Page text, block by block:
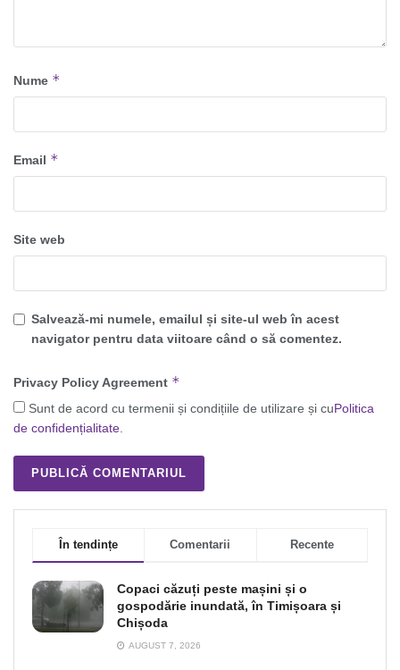
Nume *
Email *
Site web
Salvează-mi numele, emailul și site-ul web în acest
navigator pentru data viitoare când o să comentez.
Privacy Policy Agreement *
Sunt de acord cu termenii și condițiile de utilizare și cuPolitica
de confidențialitate.
În tendințe Comentarii Recente
Copaci căzuți peste mașini și o
gospodărie inundată, în Timișoara și
Chișoda
AUGUST 7, 2026